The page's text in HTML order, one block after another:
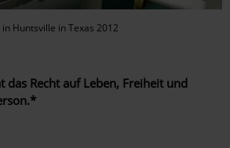
Huntsville in Texas 2012
das Recht auf Leben, Freiheit und